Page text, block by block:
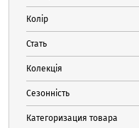
Колір
Стать
Колекція
Сезонність
Категоризация товара